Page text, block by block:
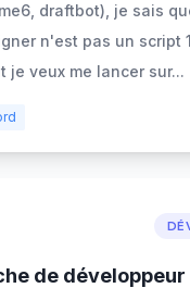
draftbot), je sais
n'est pas un script
je veux me lancer sur...
de